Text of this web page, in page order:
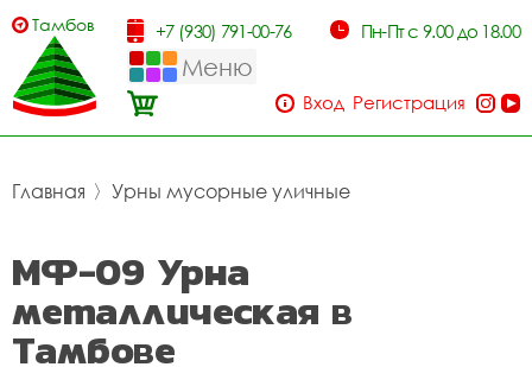
Тамбов +7 (930) 791-00-76 Пн-Пт с 9.00 до 18.00
Меню
Вход Регистрация
Главная 〉 Урны мусорные уличные
МФ-09 Урна
металлическая в
Тамбове